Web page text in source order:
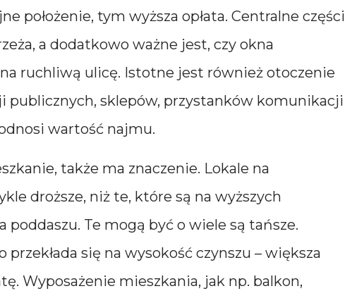
położenie, tym wyższa opłata. Centralne części
a dodatkowo ważne jest, czy okna
ruchliwą ulicę. Istotne jest również otoczenie
publicznych, sklepów, przystanków komunikacji
wartość najmu.
także ma znaczenie. Lokale na
droższe, niż te, które są na wyższych
poddaszu. Te mogą być o wiele są tańsze.
się na wysokość czynszu – większa
Wyposażenie mieszkania, jak np. balkon,